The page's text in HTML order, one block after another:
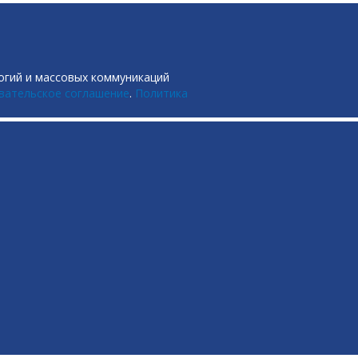
и массовых коммуникаций
соглашение. Политика